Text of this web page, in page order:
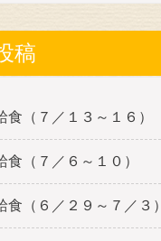
稿
食（７／１３～１６）
食（７／６～１０）
食（６／２９～７／３）